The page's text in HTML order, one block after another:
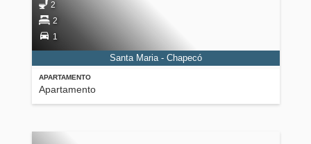
APARTAMENTO
Apartamento
2
2
1
Santa Maria - Chapecó